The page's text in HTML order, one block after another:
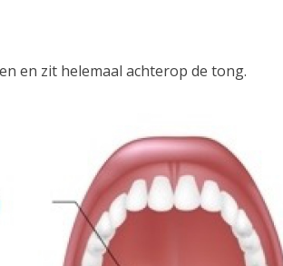
en zit helemaal achterop de tong.